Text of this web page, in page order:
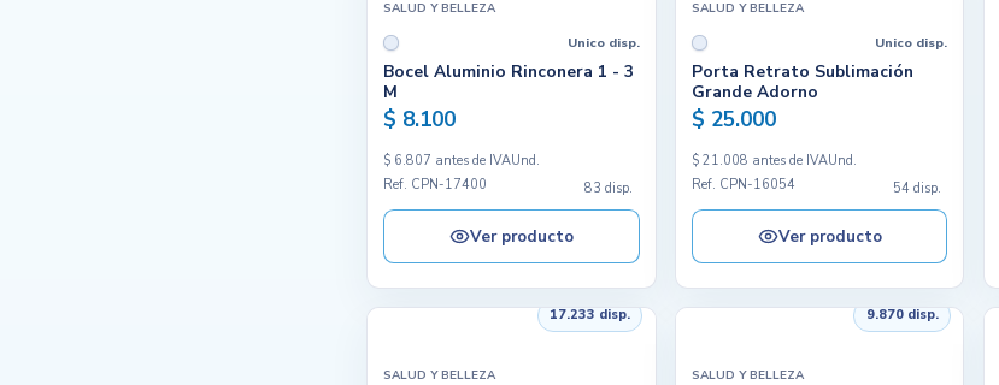
SALUD Y BELLEZA
Unico disp.
Bocel Aluminio Rinconera 1 - 3
M
$ 8.100
$ 6.807 antes de IVAUnd.
Ref. CPN-17400
83 disp.
Ver producto
SALUD Y BELLEZA
Unico disp.
Porta Retrato Sublimación
Grande Adorno
$ 25.000
$ 21.008 antes de IVAUnd.
Ref. CPN-16054
54 disp.
Ver producto
17.233 disp.
SALUD Y BELLEZA
9.870 disp.
SALUD Y BELLEZA